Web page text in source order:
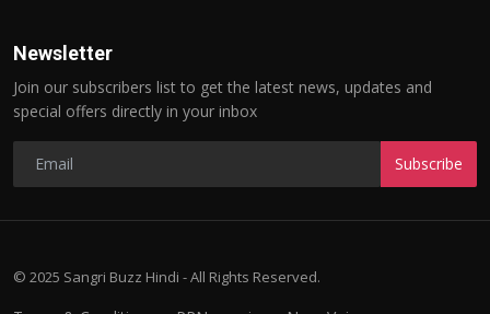
Newsletter
Join our subscribers list to get the latest news, updates and
special offers directly in your inbox
Subscribe
© 2025 Sangri Buzz Hindi - All Rights Reserved.